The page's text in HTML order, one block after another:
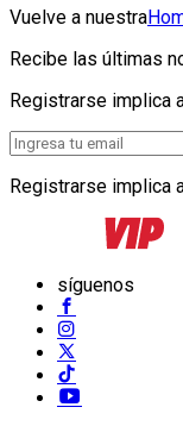
Vuelve a nuestra
Recibe las últimas
Registrarse implica
Registrarse implica
síguenos